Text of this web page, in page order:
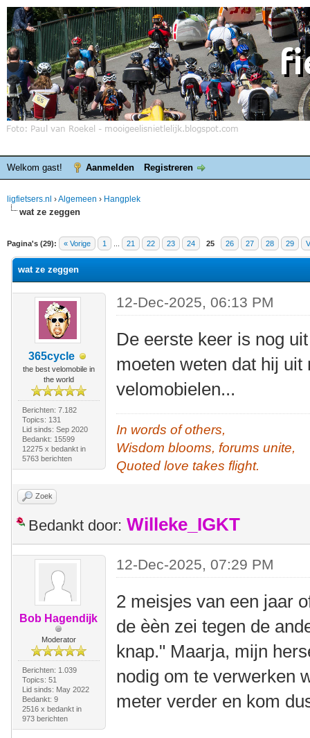
Welkom gast! Aanmelden Registreren
ligfietsers.nl ›Algemeen › Hangplek
wat ze zeggen
Pagina's (29): « Vorige 1 21 22 23 24 25 26 27 28 29
waardering is 0
wat ze zeggen
365cycle
the best velomobile in
the world
Berichten: 7.182
Topics: 131
Lid sinds: Sep 2020
Bedankt: 15599
12275 x bedankt in
5763 berichten
12-Dec-2025, 06:13 PM
De eerste keer is nog
moeten weten dat hij
velomobielen...
In words of others,
Wisdom blooms, forums unite,
Quoted love takes flight.
Zoek
Bedankt door: Willeke_IGKT
Bob Hagendijk
Moderator
Berichten: 1.039
Topics: 51
Lid sinds: May 2022
Bedankt: 9
2516 x bedankt in
973 berichten
12-Dec-2025, 07:29 PM
2 meisjes van een jaar
de èèn zei tegen de
knap." Maarja, mijn
nodig om te verwerken
meter verder en kom